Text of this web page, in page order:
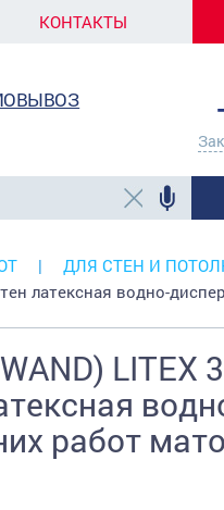
КОНТАКТЫ
ДЛЯ СТЕН И
латексная водно-
WAND)
работ